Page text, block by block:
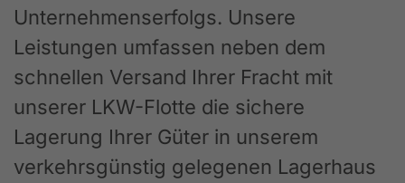
Unternehmenserfolgs. Unsere
Leistungen umfassen neben dem
schnellen Versand Ihrer Fracht mit
unserer LKW-Flotte die sichere
Lagerung Ihrer Güter in unserem
verkehrsgünstig gelegenen Lagerhaus